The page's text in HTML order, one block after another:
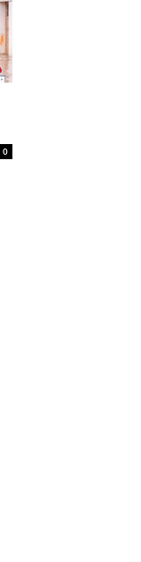
0